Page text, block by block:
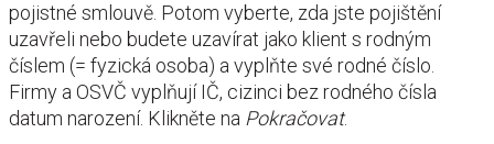
pojistné smlouvě. Potom vyberte, zda jste pojištění
uzavřeli nebo budete uzavírat jako klient s rodným
číslem (= fyzická osoba) a vyplňte své rodné číslo.
Firmy a OSVČ vyplňují IČ, cizinci bez rodného čísla
datum narození. Klikněte na Pokračovat.